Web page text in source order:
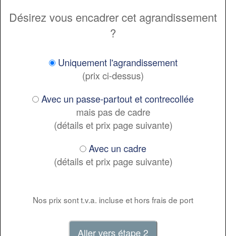
Désirez vous encadrer cet agrandissement
?
Uniquement l'agrandissement
(prix ci-dessus)
Avec un passe-partout et contrecollée
mais pas de cadre
(détails et prix page suivante)
Avec un cadre
(détails et prix page suivante)
Nos prix sont t.v.a. incluse et hors frais de port